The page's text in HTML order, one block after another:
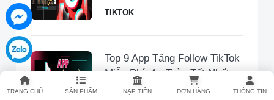
TRANG CHỦ SẢN PHẨM NẠP TIỀN ĐƠN HÀNG THÔNG TIN
TIKTOK
Top 9 App Tăng Follow TikTok
Miễn Phí, An Toàn Tốt Nhất
2025